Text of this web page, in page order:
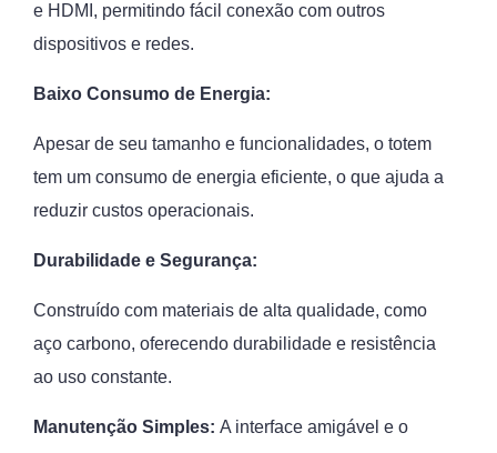
e HDMI, permitindo fácil conexão com outros
dispositivos e redes.
Baixo Consumo de Energia:
Apesar de seu tamanho e funcionalidades, o totem
tem um consumo de energia eficiente, o que ajuda a
reduzir custos operacionais.
Durabilidade e Segurança:
Construído com materiais de alta qualidade, como
aço carbono, oferecendo durabilidade e resistência
ao uso constante.
Manutenção Simples: A interface amigável e o